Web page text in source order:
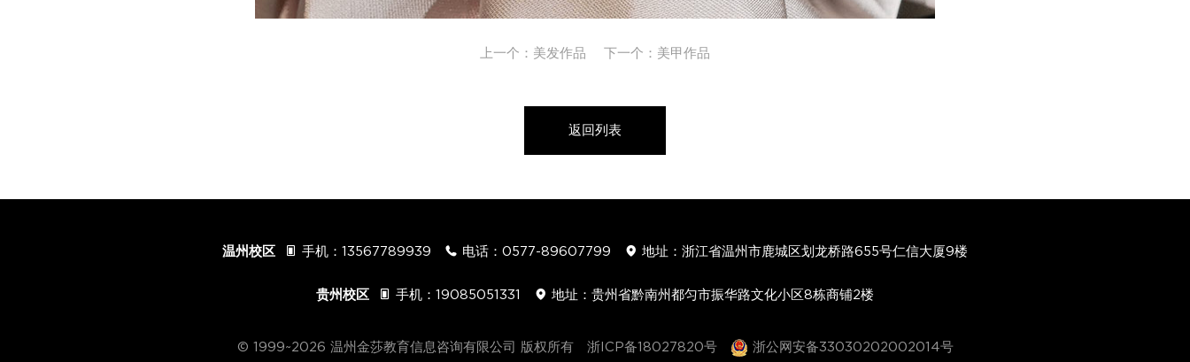
上一个： 美发作品 下一个： 美甲作品
返回列表
温州校区  手机： 13567789939  电话： 0577-89607799  地址：浙江省温州市鹿城区划龙桥路655号仁信大厦9楼
贵州校区  手机： 19085051331  地址：贵州省黔南州都匀市振华路文化小区8栋商铺2楼
© 1999~2026 温州金莎教育信息咨询有限公司 版权所有 浙ICP备18027820号 浙公网安备33030202002014号